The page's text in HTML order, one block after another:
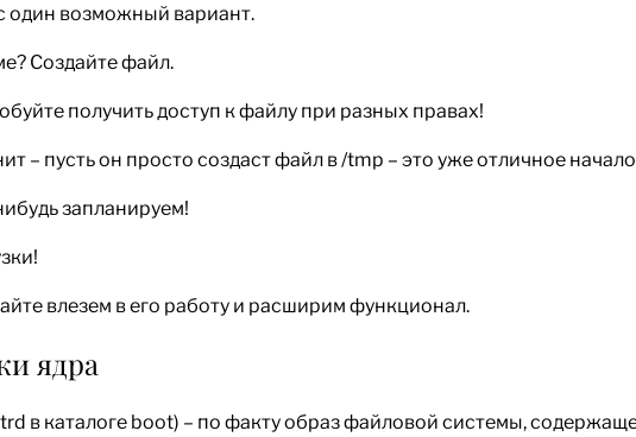
один возможный вариант.
Создайте файл.
получить доступ к файлу при разных правах!
– пусть он просто создаст файл в /tmp – это уже отличное
запланируем!
влезем в его работу и расширим функционал.
ядра
в каталоге boot) – по факту образ файловой системы,